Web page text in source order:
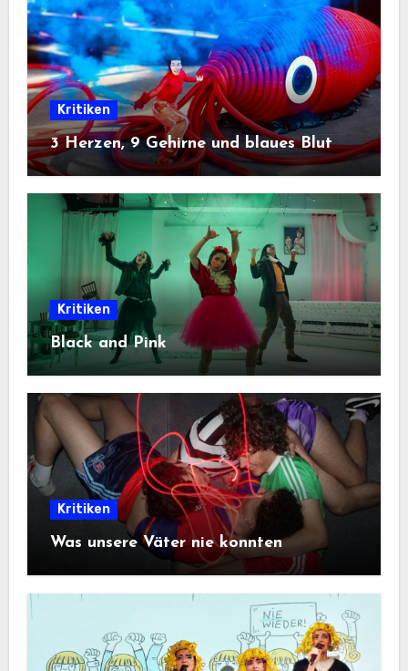
Kritiken
3 Herzen, 9 Gehirne und blaues Blut
Kritiken
Black and Pink
Kritiken
Was unsere Väter nie konnten